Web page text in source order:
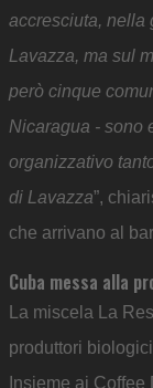
accresciuta, nella
Lavazza, ma sul
però cinque
Nicaragua - sono
organizzativo
di Lavazza”,
che arrivano al
Cuba messa alla
La miscela La
produttori
Insieme ai